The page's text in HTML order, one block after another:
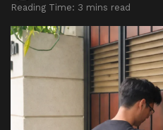
Reading Time: 3 mins read